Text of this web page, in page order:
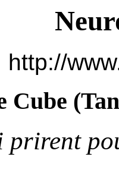
http://
Cube (
prirent